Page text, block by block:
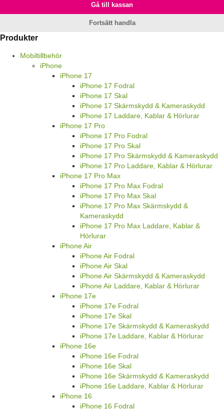
Gå till kassan
Fortsätt handla
Produkter
Mobiltillbehör
iPhone
iPhone 17
iPhone 17 Fodral
iPhone 17 Skal
iPhone 17 Skärmskydd & Kameraskydd
iPhone 17 Laddare, Kablar & Hörlurar
iPhone 17 Pro
iPhone 17 Pro Fodral
iPhone 17 Pro Skal
iPhone 17 Pro Skärmskydd & Kameraskydd
iPhone 17 Pro Laddare, Kablar & Hörlurar
iPhone 17 Pro Max
iPhone 17 Pro Max Fodral
iPhone 17 Pro Max Skal
iPhone 17 Pro Max Skärmskydd &
Kameraskydd
iPhone 17 Pro Max Laddare, Kablar &
Hörlurar
iPhone Air
iPhone Air Fodral
iPhone Air Skal
iPhone Air Skärmskydd & Kameraskydd
iPhone Air Laddare, Kablar & Hörlurar
iPhone 17e
iPhone 17e Fodral
iPhone 17e Skal
iPhone 17e Skärmskydd & Kameraskydd
iPhone 17e Laddare, Kablar & Hörlurar
iPhone 16e
iPhone 16e Fodral
iPhone 16e Skal
iPhone 16e Skärmskydd & Kameraskydd
iPhone 16e Laddare, Kablar & Hörlurar
iPhone 16
iPhone 16 Fodral